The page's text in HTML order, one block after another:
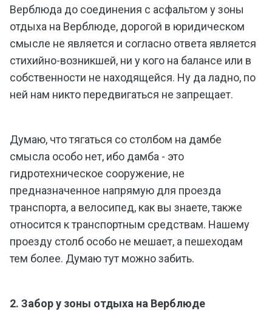
Верблюда до соединения с асфальтом у зоны
отдыха на Верблюде, дорогой в юридическом
смысле не является и согласно ответа является
стихийно-возникшей, ни у кого на балансе или в
собственности не находящейся. Ну да ладно, по
ней нам никто передвигаться не запрещает.
Думаю, что тягаться со столбом на дамбе
смысла особо нет, ибо дамба - это
гидротехническое сооружение, не
предназначенное напрямую для проезда
транспорта, а велосипед, как вы знаете, также
относится к транспортным средствам. Нашему
проезду столб особо не мешает, а пешеходам
тем более. Думаю тут можно забить.
2. Забор у зоны отдыха на Верблюде